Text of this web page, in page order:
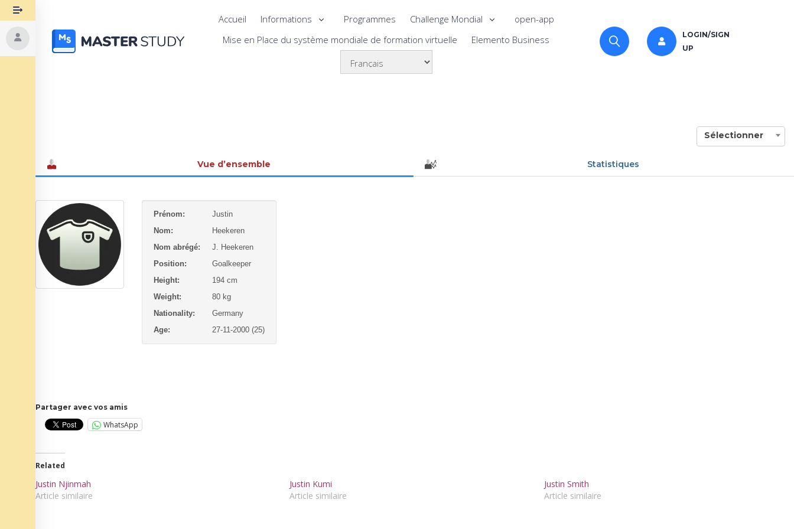
Accueil Informations Programmes Challenge Mondial
open-app
Mise en Place du système mondiale de formation virtuelle
Elemento Business
LOGIN/SIGN
UP
Sélectionner
Vue d’ensemble Statistiques
Prénom:
Justin
Nom:
Heekeren
Nom abrégé:
J. Heekeren
Position:
Goalkeeper
Height:
194 cm
Weight:
80 kg
Nationality:
Germany
Age:
27-11-2000 (25)
Partager avec vos amis
WhatsApp
Related
Justin Njinmah
Article similaire
Justin Kumi
Article similaire
Justin Smith
Article similaire